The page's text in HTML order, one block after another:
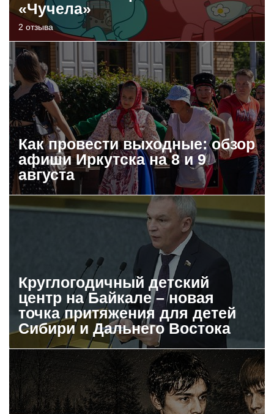
«Чучела»
2 отзыва
Как провести выходные: обзор
афиши Иркутска на 8 и 9
августа
Круглогодичный детский
центр на Байкале – новая
точка притяжения для детей
Сибири и Дальнего Востока